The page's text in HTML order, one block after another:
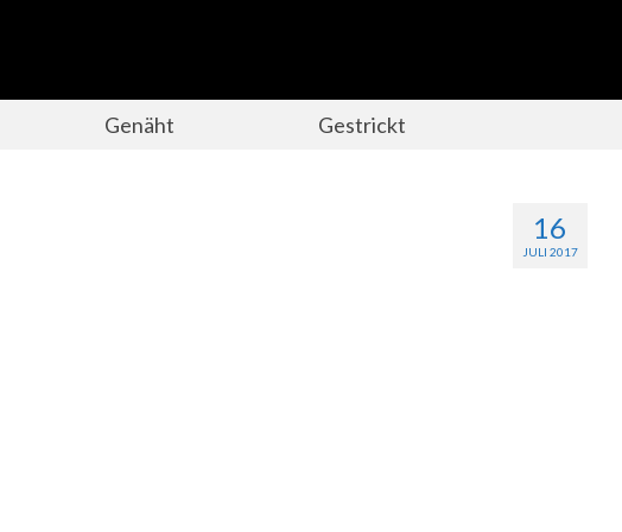
Genäht Gestrickt
16
JULI 2017